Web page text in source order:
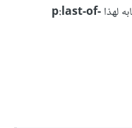
لهذاp:last-of-